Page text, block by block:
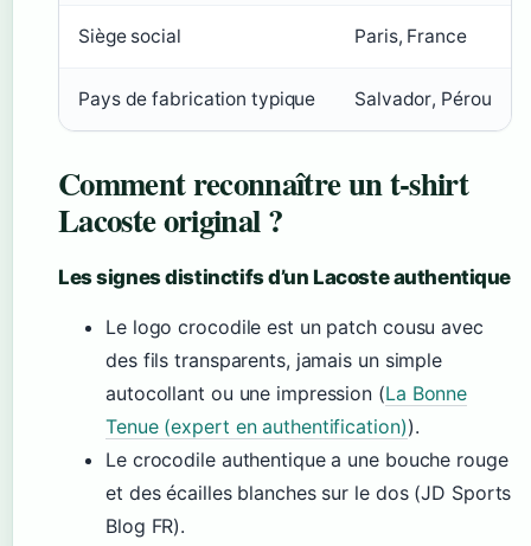
Siège social Paris, France
Pays de fabrication typique Salvador, Pérou
Comment reconnaître un t-shirt
Lacoste original ?
Les signes distinctifs d’un Lacoste authentique
Le logo crocodile est un patch cousu avec
des fils transparents, jamais un simple
autocollant ou une impression (La Bonne
Tenue (expert en authentification)).
Le crocodile authentique a une bouche rouge
et des écailles blanches sur le dos (JD Sports
Blog FR).